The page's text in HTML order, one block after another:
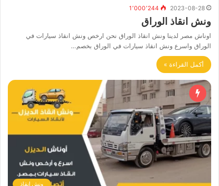
2023-08-28 1٬000٬244
ونش انقاذ الوراق
اوناش مصر لدينا ونش انقاذ الوراق نحن ارخص ونش انقاذ سيارات في
الوراق واسرع ونش انقاذ سيارات في الوراق بخصم…
أكمل القراءة »
ونش انقاذ